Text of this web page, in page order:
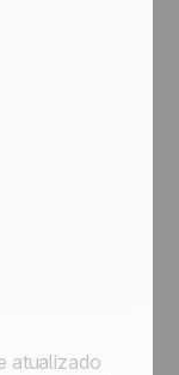
atualizado